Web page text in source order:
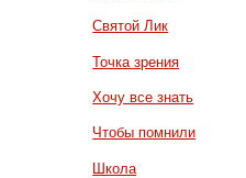
Святой Лик
Точка зрения
Хочу все знать
Чтобы помнили
Школа